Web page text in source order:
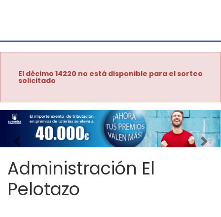
El décimo 14220 no está disponible para el sorteo
solicitado
Imagen anterior
Administración El
Pelotazo